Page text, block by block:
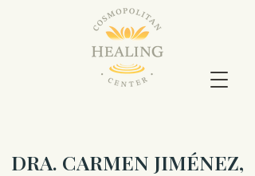
DRA. CARMEN JIMÉNEZ,